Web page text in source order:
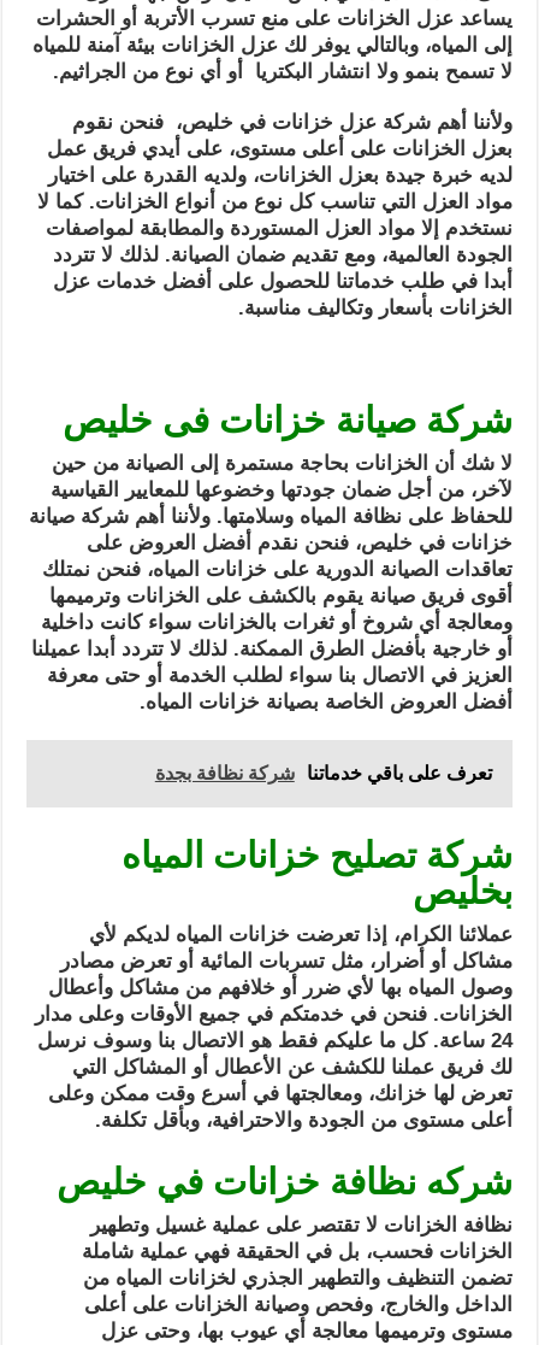
يساعد عزل الخزانات على منع تسرب الأتربة أو الحشرات
إلى المياه، وبالتالي يوفر لك عزل الخزانات بيئة آمنة للمياه
لا تسمح بنمو ولا انتشار البكتريا أو أي نوع من الجراثيم.
ولأننا أهم شركة عزل خزانات في خليص، فنحن نقوم
بعزل الخزانات على أعلى مستوى، على أيدي فريق عمل
لديه خبرة جيدة بعزل الخزانات، ولديه القدرة على اختيار
مواد العزل التي تناسب كل نوع من أنواع الخزانات. كما لا
نستخدم إلا مواد العزل المستوردة والمطابقة لمواصفات
الجودة العالمية، ومع تقديم ضمان الصيانة. لذلك لا تتردد
أبدا في طلب خدماتنا للحصول على أفضل خدمات عزل
الخزانات بأسعار وتكاليف مناسبة.
شركة صيانة خزانات فى خليص
لا شك أن الخزانات بحاجة مستمرة إلى الصيانة من حين
لآخر، من أجل ضمان جودتها وخضوعها للمعايير القياسية
للحفاظ على نظافة المياه وسلامتها. ولأننا أهم شركة صيانة
خزانات في خليص، فنحن نقدم أفضل العروض على
تعاقدات الصيانة الدورية على خزانات المياه، فنحن نمتلك
أقوى فريق صيانة يقوم بالكشف على الخزانات وترميمها
ومعالجة أي شروخ أو ثغرات بالخزانات سواء كانت داخلية
أو خارجية بأفضل الطرق الممكنة. لذلك لا تتردد أبدا عميلنا
العزيز في الاتصال بنا سواء لطلب الخدمة أو حتى معرفة
أفضل العروض الخاصة بصيانة خزانات المياه.
تعرف على باقي خدماتنا شركة نظافة بجدة
شركة تصليح خزانات المياه
بخليص
عملائنا الكرام، إذا تعرضت خزانات المياه لديكم لأي
مشاكل أو أضرار، مثل تسربات المائية أو تعرض مصادر
وصول المياه بها لأي ضرر أو خلافهم من مشاكل وأعطال
الخزانات. فنحن في خدمتكم في جميع الأوقات وعلى مدار
24 ساعة. كل ما عليكم فقط هو الاتصال بنا وسوف نرسل
لك فريق عملنا للكشف عن الأعطال أو المشاكل التي
تعرض لها خزانك، ومعالجتها في أسرع وقت ممكن وعلى
أعلى مستوى من الجودة والاحترافية، وبأقل تكلفة.
شركه نظافة خزانات في خليص
نظافة الخزانات لا تقتصر على عملية غسيل وتطهير
الخزانات فحسب، بل في الحقيقة فهي عملية شاملة
تضمن التنظيف والتطهير الجذري لخزانات المياه من
الداخل والخارج، وفحص وصيانة الخزانات على أعلى
مستوى وترميمها معالجة أي عيوب بها، وحتى عزل